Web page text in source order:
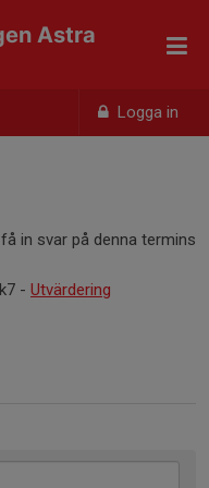
Logga in
Astra
in svar på denna termins
- Utvärdering